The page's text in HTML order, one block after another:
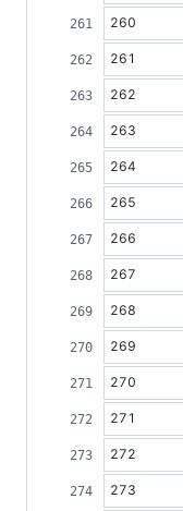
260
261
262
263
264
265
266
267
268
269
270
271
272
273